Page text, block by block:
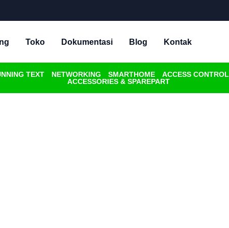
Toko Dokumentasi Blog Kontak
TEXT NETWORKING SMARTHOME ACCESS CONTROL
ACCESSORIES & SPAREPART